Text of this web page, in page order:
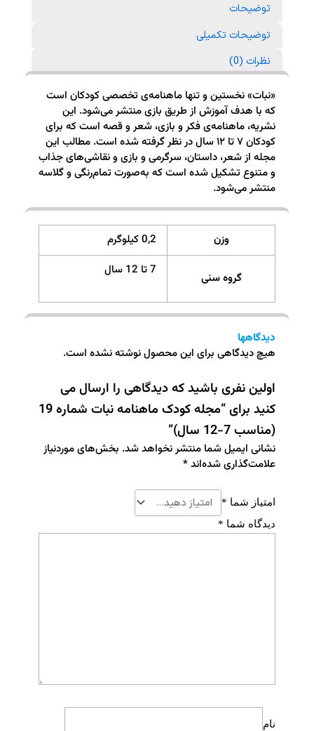
توضیحات
توضیحات تکمیلی
نظرات (0)
«نبات» نخستین و تنها ماهنامه‌ی تخصصی کودکان است
که با هدف آموزش از طریق بازی منتشر می‌شود. این
نشریه، ماهنامه‌ی فکر و بازی، شعر و قصه است که برای
کودکان ۷ تا ۱۲ سال در نظر گرفته شده است. مطالب این
مجله از شعر، داستان، سرگرمی و بازی و نقاشی‌های جذاب
و متنوع تشکیل شده است که به‌صورت تمام‌رنگی و گلاسه
منتشر می‌شود.
وزن 0,2 کیلوگرم
گروه سنی
7 تا 12 سال
دیدگاهها
هیچ دیدگاهی برای این محصول نوشته نشده است.
اولین نفری باشید که دیدگاهی را ارسال می
کنید برای “مجله کودک ماهنامه نبات شماره 19
(مناسب 7-12 سال)”
نشانی ایمیل شما منتشر نخواهد شد. بخش‌های موردنیاز
علامت‌گذاری شده‌اند*
امتیاز شما *
دیدگاه شما *
نام